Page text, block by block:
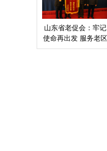
山东省老促会：牢记
使命再出发 服务老区
开新局